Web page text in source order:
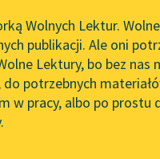
Lektur
Zasady
Wolnych
Logotypy
Materiały
Wolnych Lektur. Wolne
publikacji. Ale oni
Lektury, bo bez nas
potrzebnych
w pracy, albo po prostu